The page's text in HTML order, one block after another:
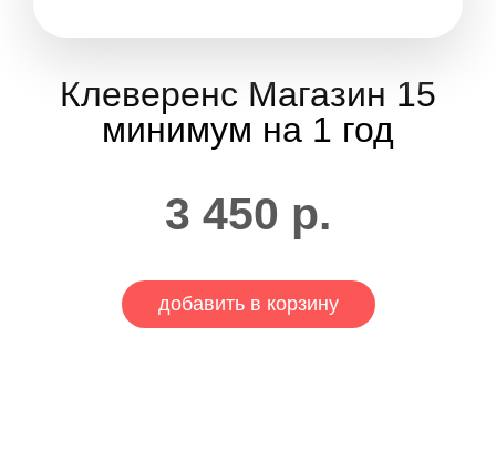
Клеверенс Магазин 15
минимум на 1 год
3 450 р.
добавить в корзину